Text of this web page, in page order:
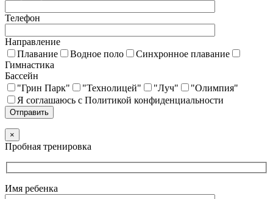
Телефон
Направление
Плавание
Водное поло
Синхронное плавание
Гимнастика
Бассейн
"Грин Парк"
"Технолицей" "Луч"
"Олимпия"
Я соглашаюсь с Политикой конфиденциальности
×
Пробная тренировка
Имя ребенка